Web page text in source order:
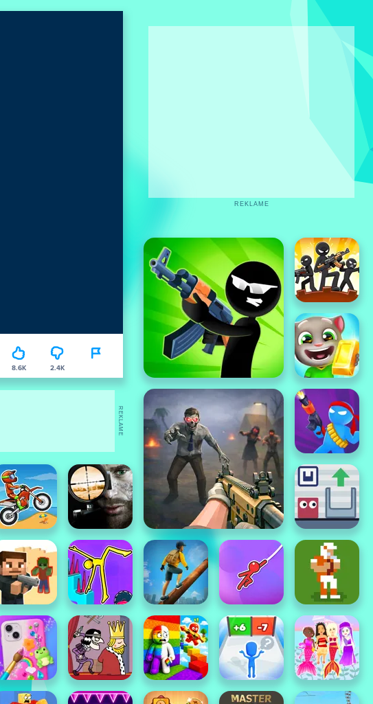
8.6K 2.4K
REKLAME
REKLAME